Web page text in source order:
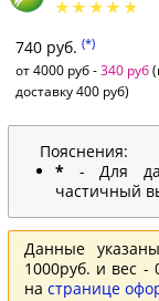
740 руб. (*)
от 4000 руб -340 руб
доставку 400 руб)
Пояснения:
* - Для
частичный
Данные
1000руб. и вес -
на странице